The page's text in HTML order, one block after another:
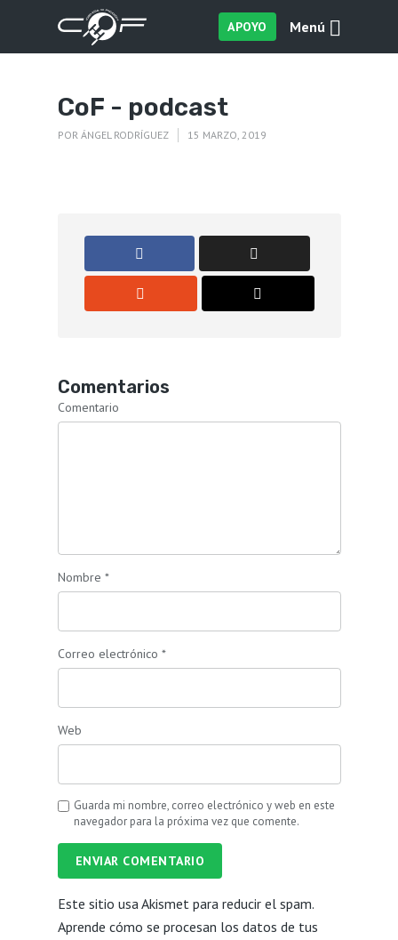
APOYO Menú
CoF - podcast
POR ÁNGEL RODRÍGUEZ 15 MARZO, 2019
Comentarios
Comentario
Nombre *
Correo electrónico *
Web
Guarda mi nombre, correo electrónico y web en este
navegador para la próxima vez que comente.
ENVIAR COMENTARIO
Este sitio usa Akismet para reducir el spam.
Aprende cómo se procesan los datos de tus